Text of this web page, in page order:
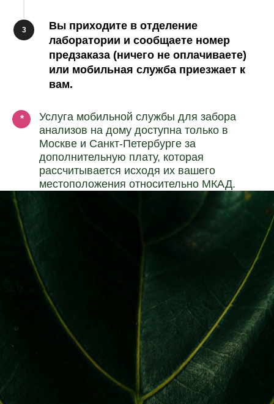
3
Вы приходите в отделение
лаборатории и сообщаете номер
предзаказа (ничего не оплачиваете)
или мобильная служба приезжает к
вам.
*
Услуга мобильной службы для забора
анализов на дому доступна только в
Москве и Санкт-Петербурге за
дополнительную плату, которая
рассчитывается исходя их вашего
местоположения относительно МКАД.